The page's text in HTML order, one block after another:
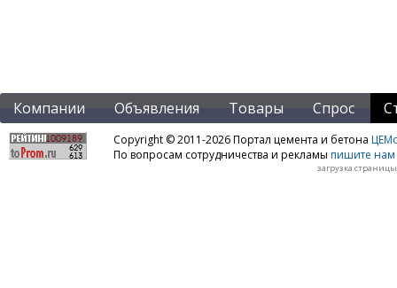
Компании Объявления Товары Спрос
Copyright © 2011-2026 Портал цемента и бетона
По вопросам сотрудничества и рекламы пишите нам
загрузка